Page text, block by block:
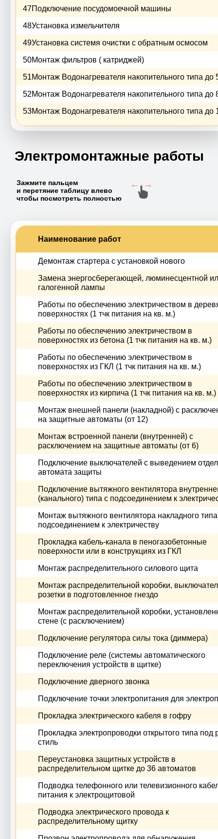
47Подключение посудомоечной машины
48Установка измельчителя
49Установка системя очистки с обратным осмосом
50Монтаж фильтров ( катриджей)
51Монтаж Водонагревателя накопительного типа до
52Монтаж Водонагревателя накопительного типа до
53Монтаж Водонагревателя накопительного типа до
Электромонтажные работы
Зажмите пальцем
и перетяние таблицу влево
чтобы посмотреть полностью
Наименование работ
Демонтаж стартера с установкой нового
Замена энергосберегающей, люминесцентной
галогенной лампы
Работы по обеспечению электричеством в
поверхностях (1 тчк питания на кв. м.)
Работы по обеспечению электричеством в
поверхностях из бетона (1 тчк питания на кв. м.)
Работы по обеспечению электричеством в
поверхностях из ГКЛ (1 тчк питания на кв. м.)
Работы по обеспечению электричеством в
поверхностях из кирпича (1 тчк питания на кв. м.)
Монтаж внешней панели (накладной) с
на защитные автоматы (от 12)
Монтаж встроенной панели (внутренней) с
расключением на защитные автоматы (от 6)
Подключение выключателей с выведением
автомата защиты
Подключение вытяжного вентилятора
(канального) типа с подсоединением к
Монтаж вытяжного вентилятора накладного
подсоединением к электричеству
Прокладка кабель-канала в пеногазобетонные
поверхности или в конструкциях из ГКЛ
Монтаж распределительного силового щита
Монтаж распределительной коробки,
розетки в подготовленное гнездо
Монтаж распределительной коробки,
стене (с расключением)
Подключение регулятора силы тока (диммера)
Подключение реле (системы автоматического
переключения устройств в щитке)
Подключение дверного звонка
Подключение точки электропитания для
Прокладка электрического кабеля в гофру
Прокладка электропроводки открытого типа под
стиль
Переустановка защитных устройств в
распределительном щитке до 36 автоматов
Подводка телефонного или телевизионного
питания к электрощитовой
Подводка электрического провода к
распределительному щитку